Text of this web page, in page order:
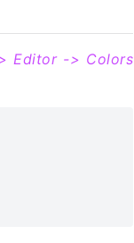
Editor -> Colors